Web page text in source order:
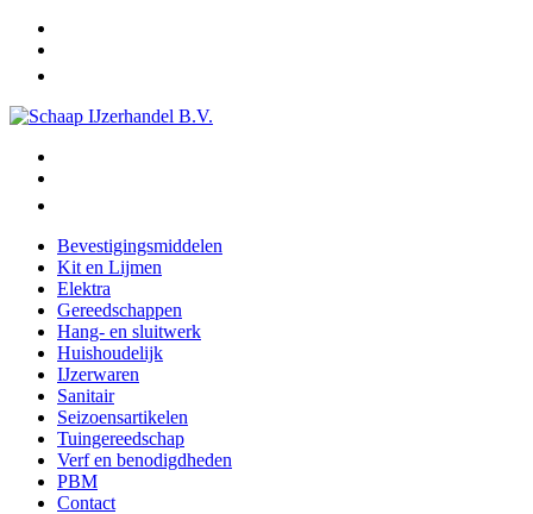
Bevestigingsmiddelen
Kit en Lijmen
Elektra
Gereedschappen
Hang- en sluitwerk
Huishoudelijk
IJzerwaren
Sanitair
Seizoensartikelen
Tuingereedschap
Verf en benodigdheden
PBM
Contact